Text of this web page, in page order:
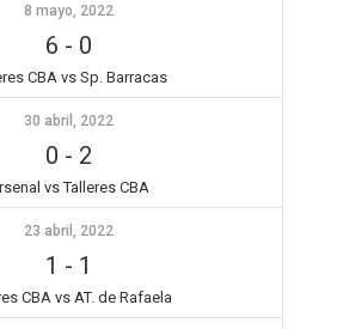
8 mayo, 2022
6 - 0
CBA vs Sp. Barracas
30 abril, 2022
0 - 2
vs Talleres CBA
23 abril, 2022
1 - 1
CBA vs AT. de Rafaela